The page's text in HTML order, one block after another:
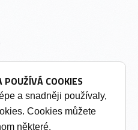
COOKIES
a snadněji používaly,
Cookies můžete
některé.